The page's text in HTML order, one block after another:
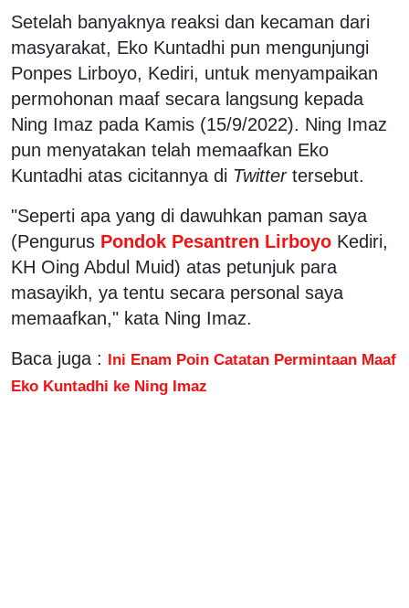
Setelah banyaknya reaksi dan kecaman dari
masyarakat, Eko Kuntadhi pun mengunjungi
Ponpes Lirboyo, Kediri, untuk menyampaikan
permohonan maaf secara langsung kepada
Ning Imaz pada Kamis (15/9/2022). Ning Imaz
pun menyatakan telah memaafkan Eko
Kuntadhi atas cicitannya di Twittertersebut.
"Seperti apa yang di dawuhkan paman saya
(Pengurus Pondok Pesantren Lirboyo Kediri,
KH Oing Abdul Muid) atas petunjuk para
masayikh, ya tentu secara personal saya
memaafkan," kata Ning Imaz.
Baca juga : Ini Enam Poin Catatan Permintaan Maaf
Eko Kuntadhi ke Ning Imaz